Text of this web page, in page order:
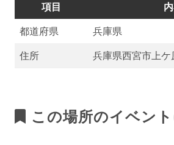
項目
都道府県
兵庫県
住所
兵庫県西宮市上
この場所のイベン